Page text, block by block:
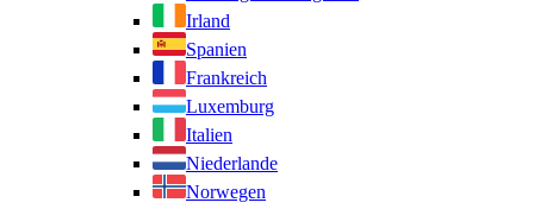
Irland
Spanien
Frankreich
Luxemburg
Italien
Niederlande
Norwegen